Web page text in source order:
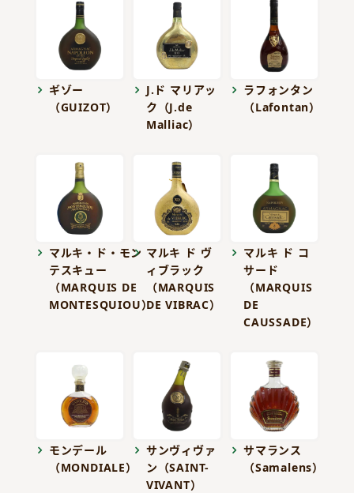
ギゾー
（GUIZOT）
J.ド マリアッ
ク（J.de
Malliac）
ラフォンタン
（Lafontan）
マルキ・ド・モン
テスキュー
（MARQUIS DE
MONTESQUIOU）
マルキ ド ヴ
ィブラック
（MARQUIS
DE VIBRAC）
マルキ ド コ
サード
（MARQUIS
DE
CAUSSADE）
モンデール
（MONDIALE）
サンヴィヴァ
ン（SAINT-
VIVANT）
サマランス
（Samalens）